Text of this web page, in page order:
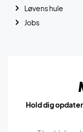
Løvens hule
Jobs
Hold dig